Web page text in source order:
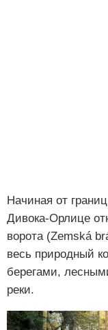
Начиная от
Дивока-Орлице
ворота (Zemská
весь природный
берегами,
реки.